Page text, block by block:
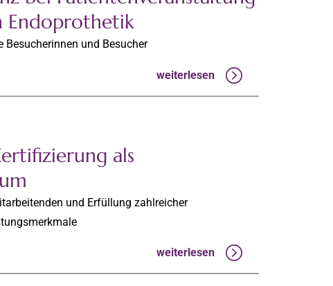
Endoprothetik
Besucherinnen und Besucher
weiterlesen
als
und Erfüllung zahlreicher
weiterlesen